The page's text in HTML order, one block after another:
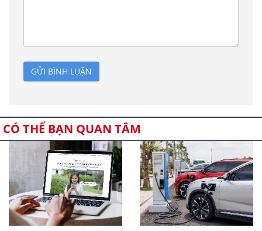
GỬI BÌNH LUẬN
CÓ THỂ BẠN QUAN TÂM